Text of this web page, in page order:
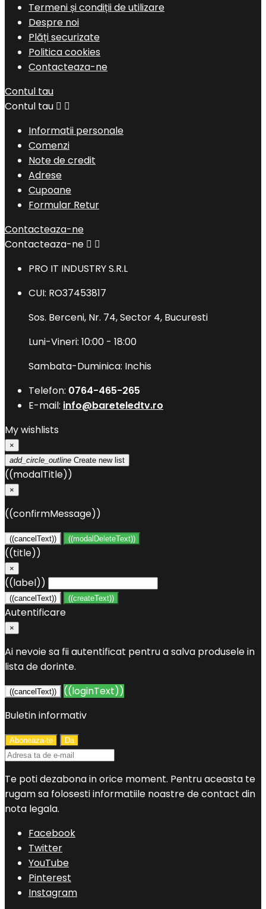
Termeni și condiții de utilizare
Despre noi
Plăți securizate
Politica cookies
Contacteaza-ne
Contul tau
Contul tau  
Informatii personale
Comenzi
Note de credit
Adrese
Cupoane
Formular Retur
Contacteaza-ne
Contacteaza-ne  
PRO IT INDUSTRY S.R.L
CUI: RO37453817
Sos. Berceni, Nr. 74, Sector 4, Bucuresti
Luni-Vineri: 10:00 - 18:00
Sambata-Duminica: Inchis
Telefon: 0764-465-265
E-mail: info@bareteledtv.ro
My wishlists
×
add_circle_outline Create new list
((modalTitle))
×
((confirmMessage))
((cancelText)) ((modalDeleteText))
((title))
×
((label))
((cancelText)) ((createText))
Autentificare
×
Ai nevoie sa fii autentificat pentru a salva produsele in
lista de dorinte.
((cancelText))
((loginText))
Buletin informativ
Te poti dezabona in orice moment. Pentru aceasta te
rugam sa folosesti informatiile noastre de contact din
nota legala.
Facebook
Twitter
YouTube
Pinterest
Instagram